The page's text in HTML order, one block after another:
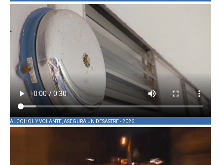
ALCOHOL Y VOLANTE, ASEGURA UN DESASTRE - 2026